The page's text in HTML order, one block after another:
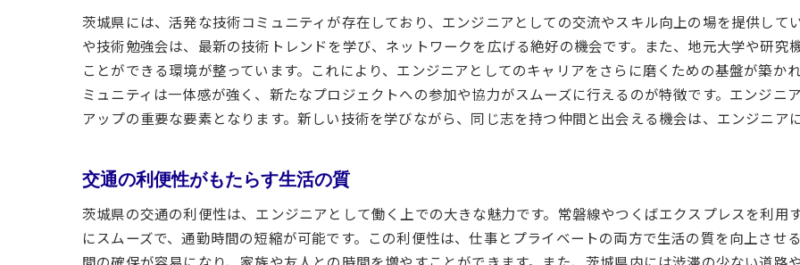
地方転職で得られるキャリアの新しい可能性
地方での働き方改革と意識の変化
茨城県移住による家族の生活改善
地域特性を活かした茨城県でのキャリアアップ戦略
地域特有の専門分野でのニッチな活躍
キャリアアップを支えるネットワーク形成
地域イベントやセミナーを活用した学び
茨城県には、活発な技術コミュニティが存在しており、エンジニアとしての交流やスキル向上の場を提供して
や技術勉強会は、最新の技術トレンドを学び、ネットワークを広げる絶好の機会です。また、地元大学や研
ことができる環境が整っています。これにより、エンジニアとしてのキャリアをさらに磨くための基盤が築か
ミュニティは一体感が強く、新たなプロジェクトへの参加や協力がスムーズに行えるのが特徴です。エンジニ
アップの重要な要素となります。新しい技術を学びながら、同じ志を持つ仲間と出会える機会は、エンジニア
交通の利便性がもたらす生活の質
茨城県の交通の利便性は、エンジニアとして働く上での大きな魅力です。常磐線やつくばエクスプレスを利
にスムーズで、通勤時間の短縮が可能です。この利便性は、仕事とプライベートの両方で生活の質を向上させ